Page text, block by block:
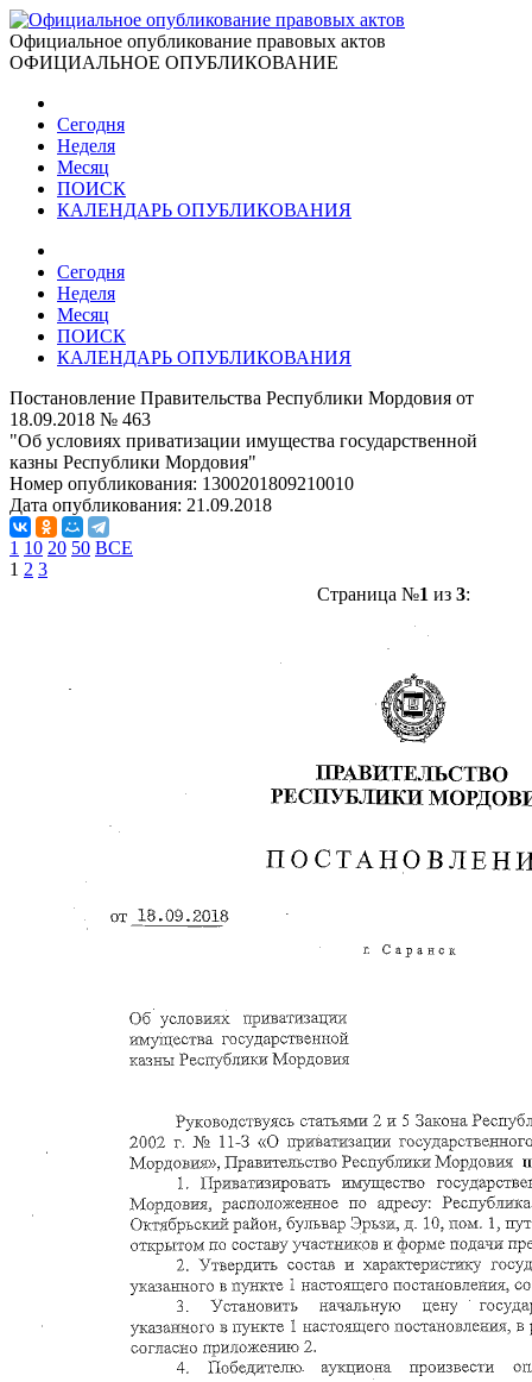
Официальное опубликование правовых актов
ОФИЦИАЛЬНОЕ ОПУБЛИКОВАНИЕ
Сегодня
Неделя
Месяц
ПОИСК
КАЛЕНДАРЬ ОПУБЛИКОВАНИЯ
Сегодня
Неделя
Месяц
ПОИСК
КАЛЕНДАРЬ ОПУБЛИКОВАНИЯ
Постановление Правительства Республики Мордовия от
18.09.2018 № 463
"Об условиях приватизации имущества государственной
казны Республики Мордовия"
Номер опубликования: 1300201809210010
Дата опубликования: 21.09.2018
1 10 20 50 ВСЕ
1 2 3
Страница №1 из 3: